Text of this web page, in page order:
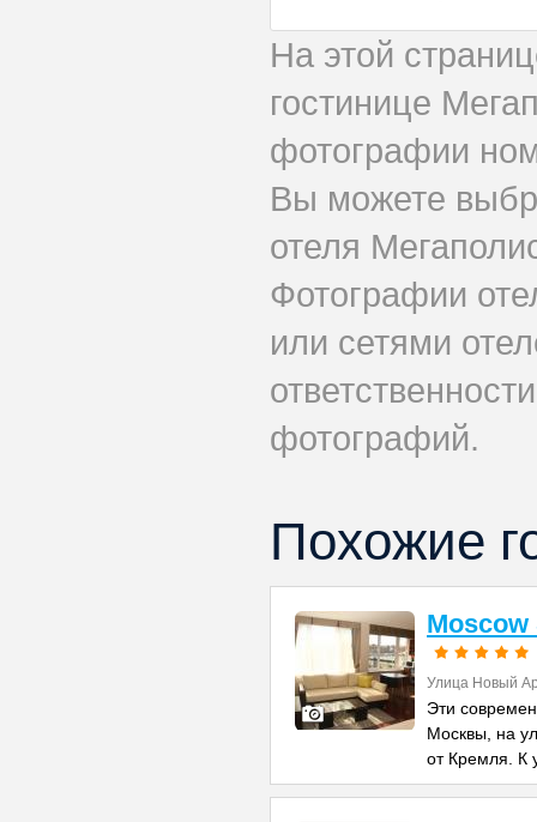
На этой
гостинице
фотографии
Вы можете
отеля
Фотографии
или сетями
фотографий.
Похожие
Улица Новый
Эти
Москвы, на
от Кремля. К